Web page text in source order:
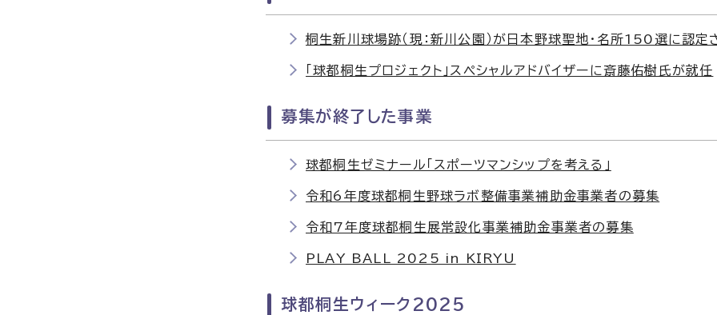
桐生新川球場跡（現：新川公園）が日本野球聖地・名所150選に認定
「球都桐生プロジェクト」スペシャルアドバイザーに斎藤佑樹氏が就任
募集が終了した事業
球都桐生ゼミナール「スポーツマンシップを考える」
令和6年度球都桐生野球ラボ整備事業補助金事業者の募集
令和7年度球都桐生展常設化事業補助金事業者の募集
PLAY BALL 2025 in KIRYU
球都桐生ウィーク2025